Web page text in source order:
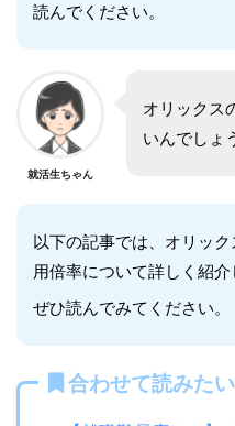
読んでください。
就活生ちゃん
オリックス
いんでしょ
以下の記事では、オリッ
用倍率について詳しく紹介
ぜひ読んでみてください。
合わせて読みたい